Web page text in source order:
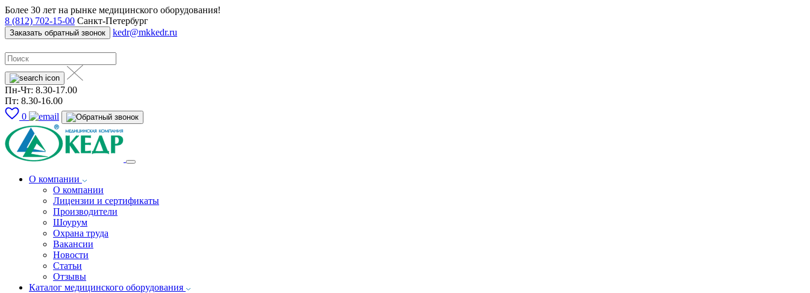
Более 30 лет на рынке медицинского оборудования!
8 (812) 702-15-00 Санкт-Петербург
Заказать обратный звонок kedr@mkkedr.ru
Пн-Чт: 8.30-17.00
Пт: 8.30-16.00
0
О компании
О компании
Лицензии и сертификаты
Производители
Шоурум
Охрана труда
Вакансии
Новости
Статьи
Отзывы
Каталог медицинского оборудования